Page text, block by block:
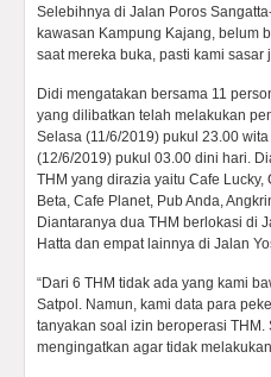
Selebihnya di Jalan Poros
kawasan Kampung Kajang, belum
saat mereka buka, pasti kami sasar
Didi mengatakan bersama 11
yang dilibatkan telah melakukan
Selasa (11/6/2019) pukul 23.00
(12/6/2019) pukul 03.00 dini hari.
THM yang dirazia yaitu Cafe Lucky,
Beta, Cafe Planet, Pub Anda,
Diantaranya dua THM berlokasi di
Hatta dan empat lainnya di Jalan
“Dari 6 THM tidak ada yang kami
Satpol. Namun, kami data para
tanyakan soal izin beroperasi THM.
mengingatkan agar tidak